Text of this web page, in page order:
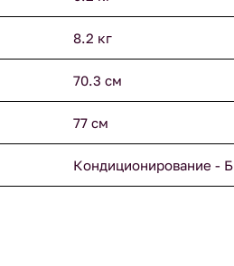
8.2 кг
70.3 см
77 см
Кондиционирование -